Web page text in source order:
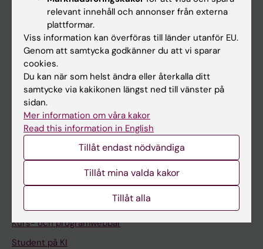
På gång
Nyheter
Kalender
Student
Canvas
Schema
Kurs- och programwebbar
Student på KI
relevant innehåll och annonser från externa
plattformar.
Viss information kan överföras till länder utanför EU.
Genom att samtycka godkänner du att vi sparar
cookies.
Du kan när som helst ändra eller återkalla ditt
samtycke via kakikonen längst ned till vänster på
sidan.
Mer information om våra kakor
Read this information in English
Tillåt endast nödvändiga
Tillåt mina valda kakor
Tillåt alla